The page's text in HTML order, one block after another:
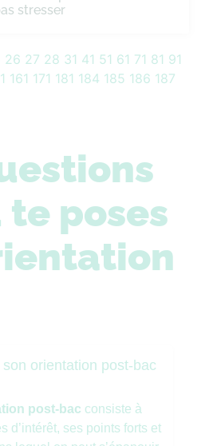
stresser
26 27 28 31 41 51 61 71 81 91
161 171 181 184 185 186 187
poses
orientation post-bac
post-bac consiste à
d’intérêt, ses points forts et